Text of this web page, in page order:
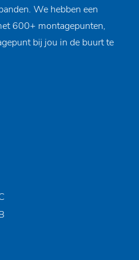
We hebben een
600+ montagepunten,
bij jou in de buurt te